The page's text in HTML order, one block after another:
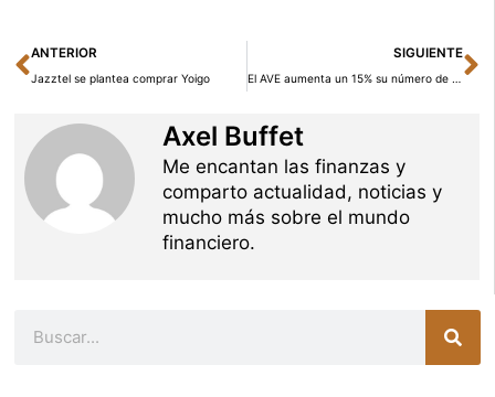
Ant
ANTERIOR
Jazztel se plantea comprar Yoigo
SIGUIENTE
El AVE aumenta un 15% su número de pasajeros durante el mes de julio
Axel Buffet
Me encantan las finanzas y
comparto actualidad, noticias y
mucho más sobre el mundo
financiero.